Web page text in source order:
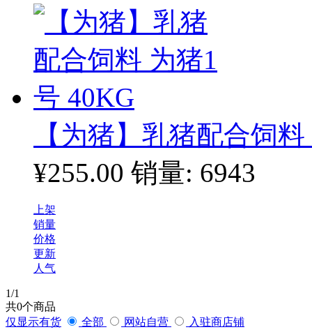
【为猪】乳猪配合饲
¥255.00 销量: 6943
上架
销量
价格
更新
人气
1/1
共0个商品
仅显示有货
全部 网站自营 入驻商店铺